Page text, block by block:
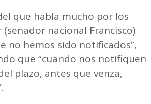
que habla mucho por los
nacional Francisco)
no hemos sido notificados”,
que “cuando nos notifiquen
plazo, antes que venza,